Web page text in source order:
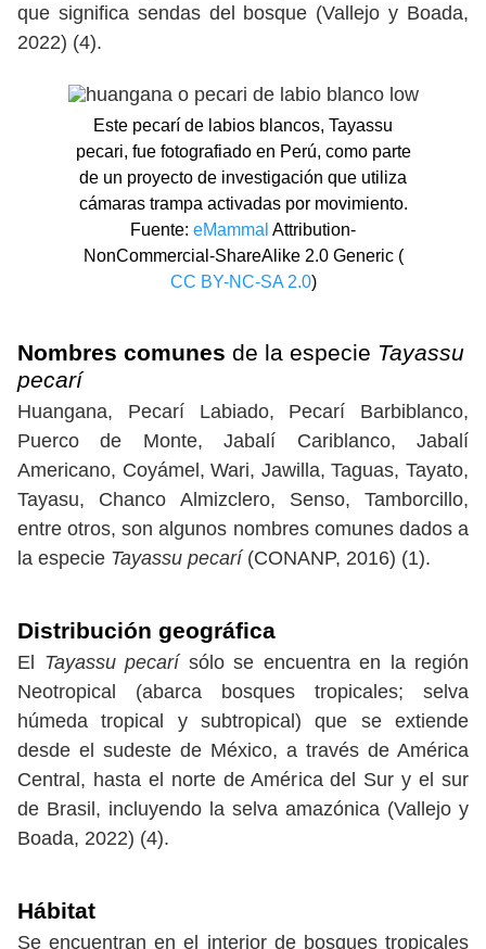
que significa sendas del bosque (Vallejo y Boada,
2022) (4).
Este pecarí de labios blancos, Tayassu
pecari, fue fotografiado en Perú, como parte
de un proyecto de investigación que utiliza
cámaras trampa activadas por movimiento.
Fuente: eMammal Attribution-
NonCommercial-ShareAlike 2.0 Generic (
CC BY-NC-SA 2.0)
Nombres comunes de la especie Tayassu
pecarí
Huangana, Pecarí Labiado, Pecarí Barbiblanco,
Puerco de Monte, Jabalí Cariblanco, Jabalí
Americano, Coyámel, Wari, Jawilla, Taguas, Tayato,
Tayasu, Chanco Almizclero, Senso, Tamborcillo,
entre otros, son algunos nombres comunes dados a
la especie Tayassu pecarí(CONANP, 2016) (1).
Distribución geográfica
El Tayassu pecarísólo se encuentra en la región
Neotropical (abarca bosques tropicales; selva
húmeda tropical y subtropical) que se extiende
desde el sudeste de México, a través de América
Central, hasta el norte de América del Sur y el sur
de Brasil, incluyendo la selva amazónica (Vallejo y
Boada, 2022) (4).
Hábitat
Se encuentran en el interior de bosques tropicales